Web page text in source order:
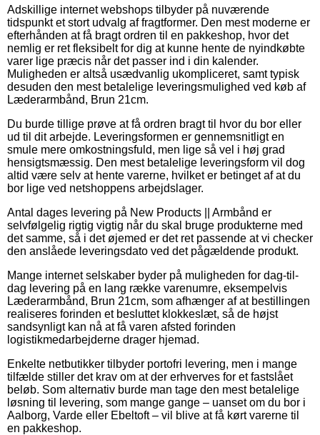
Adskillige internet webshops tilbyder på nuværende
tidspunkt et stort udvalg af fragtformer. Den mest moderne er
efterhånden at få bragt ordren til en pakkeshop, hvor det
nemlig er ret fleksibelt for dig at kunne hente de nyindkøbte
varer lige præcis når det passer ind i din kalender.
Muligheden er altså usædvanlig ukompliceret, samt typisk
desuden den mest betalelige leveringsmulighed ved køb af
Læderarmbånd, Brun 21cm.
Du burde tillige prøve at få ordren bragt til hvor du bor eller
ud til dit arbejde. Leveringsformen er gennemsnitligt en
smule mere omkostningsfuld, men lige så vel i høj grad
hensigtsmæssig. Den mest betalelige leveringsform vil dog
altid være selv at hente varerne, hvilket er betinget af at du
bor lige ved netshoppens arbejdslager.
Antal dages levering på New Products || Armbånd er
selvfølgelig rigtig vigtig når du skal bruge produkterne med
det samme, så i det øjemed er det ret passende at vi checker
den anslåede leveringsdato ved det pågældende produkt.
Mange internet selskaber byder på muligheden for dag-til-
dag levering på en lang række varenumre, eksempelvis
Læderarmbånd, Brun 21cm, som afhænger af at bestillingen
realiseres forinden et besluttet klokkeslæt, så de højst
sandsynligt kan nå at få varen afsted forinden
logistikmedarbejderne drager hjemad.
Enkelte netbutikker tilbyder portofri levering, men i mange
tilfælde stiller det krav om at der erhverves for et fastslået
beløb. Som alternativ burde man tage den mest betalelige
løsning til levering, som mange gange – uanset om du bor i
Aalborg, Varde eller Ebeltoft – vil blive at få kørt varerne til
en pakkeshop.